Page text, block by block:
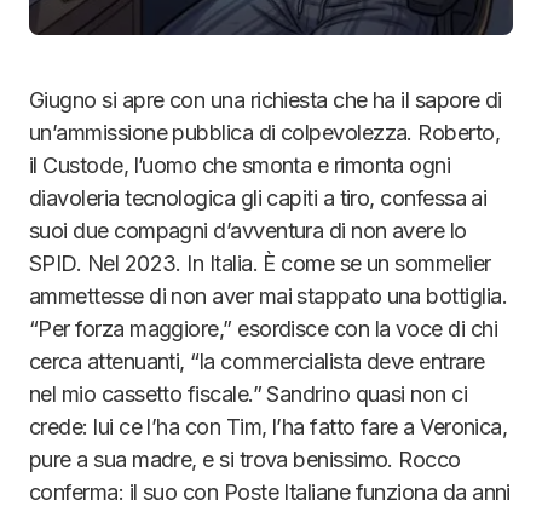
Giugno si apre con una richiesta che ha il sapore di
un’ammissione pubblica di colpevolezza. Roberto,
il Custode, l’uomo che smonta e rimonta ogni
diavoleria tecnologica gli capiti a tiro, confessa ai
suoi due compagni d’avventura di non avere lo
SPID. Nel 2023. In Italia. È come se un sommelier
ammettesse di non aver mai stappato una bottiglia.
“Per forza maggiore,” esordisce con la voce di chi
cerca attenuanti, “la commercialista deve entrare
nel mio cassetto fiscale.” Sandrino quasi non ci
crede: lui ce l’ha con Tim, l’ha fatto fare a Veronica,
pure a sua madre, e si trova benissimo. Rocco
conferma: il suo con Poste Italiane funziona da anni